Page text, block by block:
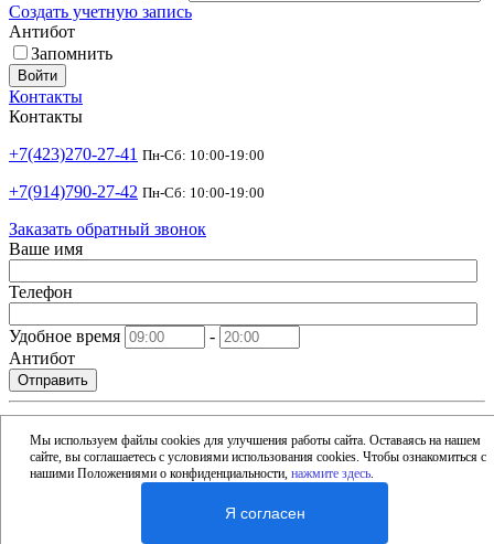
Мы используем файлы cookies для улучшения работы сайта. Оставаясь на нашем
сайте, вы соглашаетесь с условиями использования cookies. Чтобы ознакомиться с
нашими Положениями о конфиденциальности,нажмите здесь.
Я согласен
Создать учетную запись
Антибот
Запомнить
Войти
Контакты
Контакты
+7(423)270-27-41 Пн-Сб: 10:00-19:00
+7(914)790-27-42 Пн-Сб: 10:00-19:00
Заказать обратный звонок
Ваше имя
Телефон
Удобное время
-
Антибот
Отправить
Адрес
Россия, Владивосток, 15-я улица, 1Б